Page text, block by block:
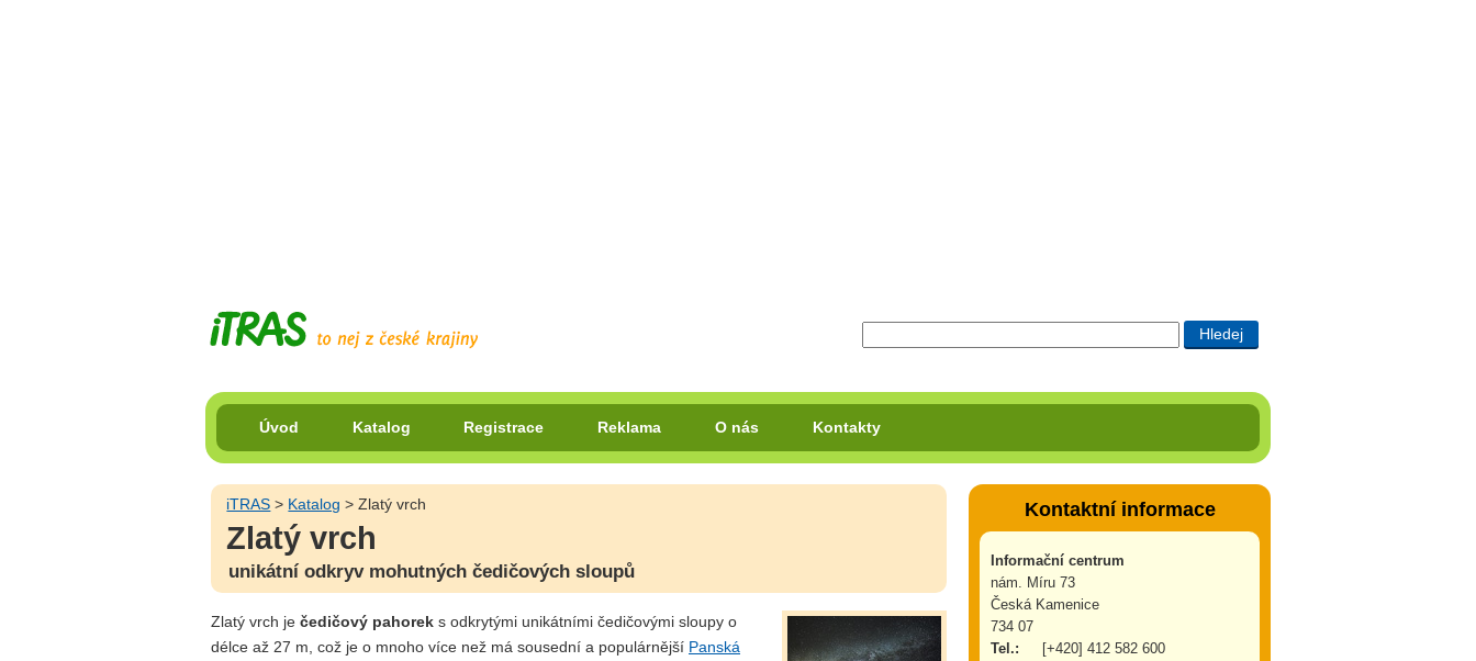
Úvod Katalog Registrace Reklama O nás Kontakty
iTRAS > Katalog > Zlatý vrch
Zlatý vrch
unikátní odkryv mohutných čedičových sloupů
Zlatý vrch je čedičový pahorek s odkrytými unikátními čedičovými sloupy o
délce až 27 m, což je o mnoho více než má sousední a populárnější Panská
Kontaktní informace
Informační centrum
nám. Míru 73
Česká Kamenice
734 07
Tel.:
[+420] 412 582 600